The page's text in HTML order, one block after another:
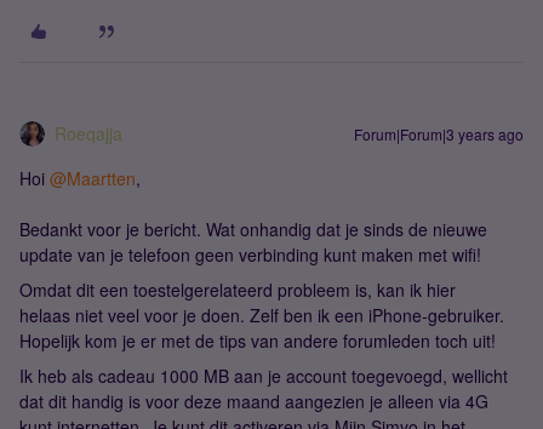
Roeqajja Forum|Forum|3 years ago
Hoi @Maartten,
Bedankt voor je bericht. Wat onhandig dat je sinds de nieuwe
update van je telefoon geen verbinding kunt maken met wifi!
Omdat dit een toestelgerelateerd probleem is, kan ik hier
helaas niet veel voor je doen. Zelf ben ik een iPhone-gebruiker.
Hopelijk kom je er met de tips van andere forumleden toch uit!
Ik heb als cadeau 1000 MB aan je account toegevoegd, wellicht
dat dit handig is voor deze maand aangezien je alleen via 4G